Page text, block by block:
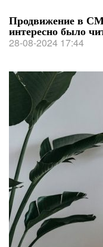
Продвижение в
интересно было
28-08-2024 17:44